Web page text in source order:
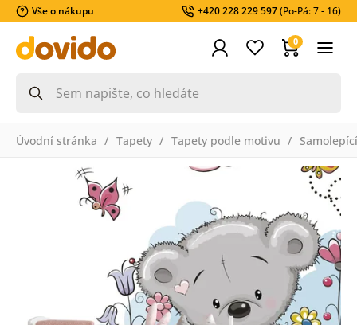
Vše o nákupu +420 228 229 597(Po-Pá: 7 - 16)
0
Úvodní stránka Tapety Tapety podle motivu